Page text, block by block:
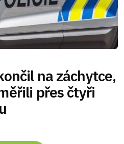
na záchytce,
přes čtyři